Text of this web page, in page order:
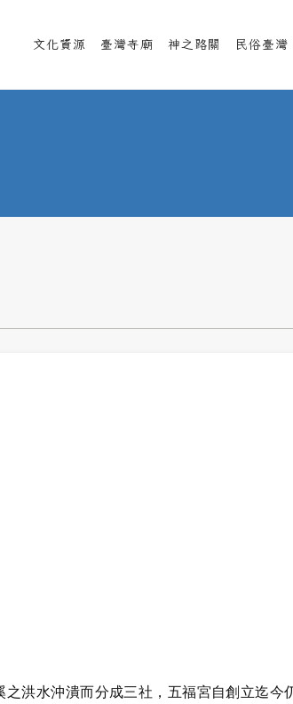
文化資源 臺灣寺廟 神之路關 民俗臺灣
洪水沖潰而分成三社，五福宮自創立迄今